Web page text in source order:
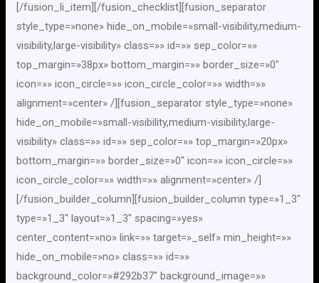
[/fusion_li_item][/fusion_checklist][fusion_separator
style_type=»none» hide_on_mobile=»small-visibility,medium-
visibility,large-visibility» class=»» id=»» sep_color=»»
top_margin=»38px» bottom_margin=»» border_size=»0″
icon=»» icon_circle=»» icon_circle_color=»» width=»»
alignment=»center» /][fusion_separator style_type=»none»
hide_on_mobile=»small-visibility,medium-visibility,large-
visibility» class=»» id=»» sep_color=»» top_margin=»20px»
bottom_margin=»» border_size=»0″ icon=»» icon_circle=»»
icon_circle_color=»» width=»» alignment=»center» /]
[/fusion_builder_column][fusion_builder_column type=»1_3″
type=»1_3″ layout=»1_3″ spacing=»yes»
center_content=»no» link=»» target=»_self» min_height=»»
hide_on_mobile=»no» class=»» id=»»
background_color=»#292b37″ background_image=»»